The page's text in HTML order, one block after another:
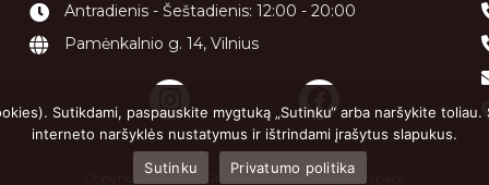
Antradienis - Šeštadienis: 12:00 - 20:00
Pamėnkalnio g. 14, Vilnius
Copyright 2022 © GrandCruPowered byGetspace
Sutikdami, paspauskite mygtuką „Sutinku“ arba naršykite
interneto naršyklės nustatymus ir ištrindami įrašytus slapukus.
Sutinku
Privatumo politika